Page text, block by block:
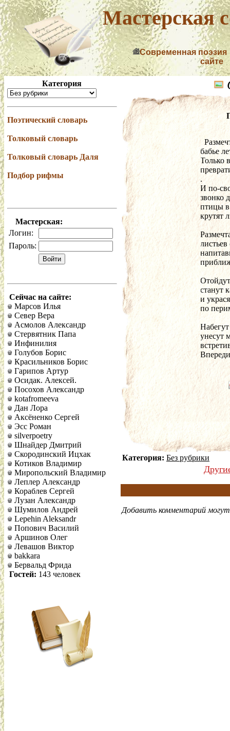
Мастерская
Современная поэзия
сайте
Категория
Поэтический словарь
Толковый словарь
Толковый словарь Даля
Подбор рифмы
Мастерская:
Логин:
Пароль:
Сейчас на сайте:
Марсов Илья
Север Вера
Асмолов Александр
Стервятник Папа
Инфинилия
Голубов Борис
Красильников Борис
Гарипов Артур
Осидак. Алексей.
Посохов Александр
kotafromeeva
Дан Лора
Аксёненко Сергей
Эсс Роман
silverpoetry
Шнайдер Дмитрий
Скородинский Ицхак
Котиков Владимир
Миропольский Владимир
Леплер Александр
Кораблев Сергей
Лузан Александр
Шумилов Андрей
Lepehin Aleksandr
Попович Василий
Аршинов Олег
Левашов Виктор
bakkara
Бервальд Фрида
Гостей: 143 человек
бабье
Только
.
И по-
звонко
птицы в
крутят
станут
и
по
унесут
Категория: Без рубрики
Добавить комментарий